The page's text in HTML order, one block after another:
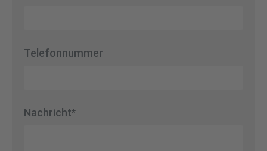
Telefonnummer
Nachricht*